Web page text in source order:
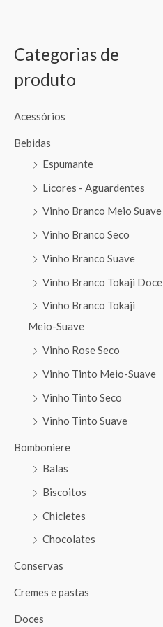
Categorias de
produto
Acessórios
Bebidas
Espumante
Licores - Aguardentes
Vinho Branco Meio Suave
Vinho Branco Seco
Vinho Branco Suave
Vinho Branco Tokaji Doce
Vinho Branco Tokaji
Meio-Suave
Vinho Rose Seco
Vinho Tinto Meio-Suave
Vinho Tinto Seco
Vinho Tinto Suave
Bomboniere
Balas
Biscoitos
Chicletes
Chocolates
Conservas
Cremes e pastas
Doces